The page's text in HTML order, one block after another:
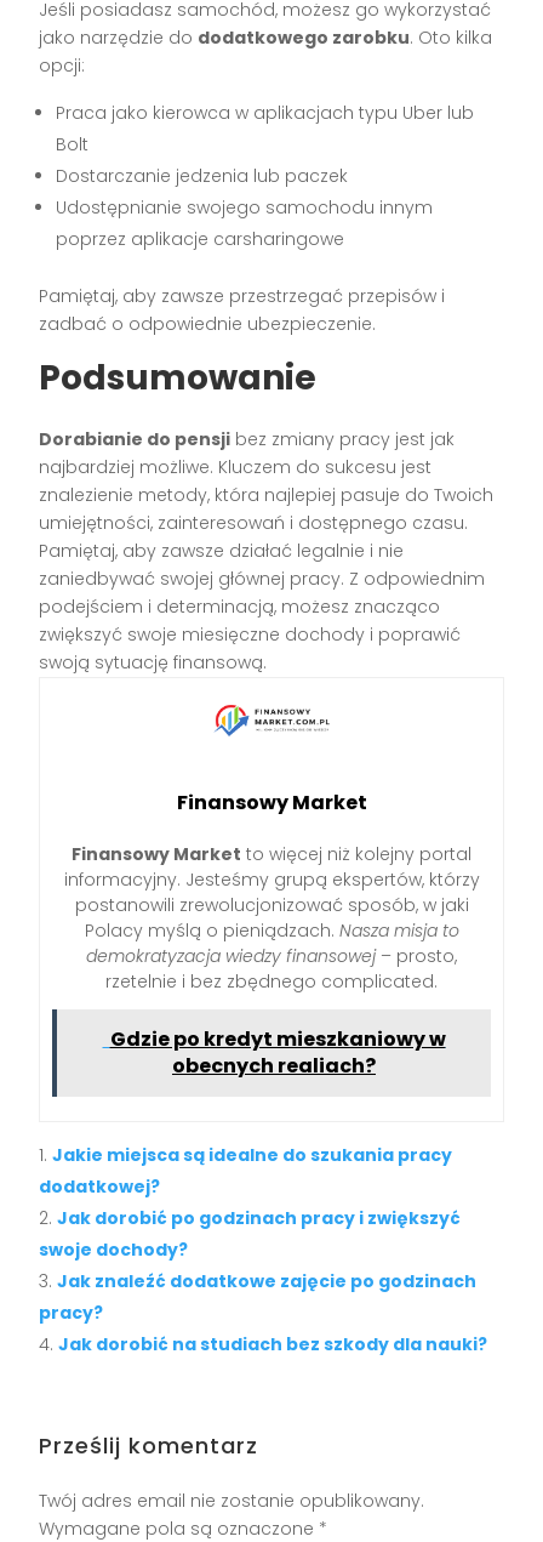
Jeśli posiadasz samochód, możesz go wykorzystać
jako narzędzie do dodatkowego zarobku. Oto kilka
opcji:
Praca jako kierowca w aplikacjach typu Uber lub
Bolt
Dostarczanie jedzenia lub paczek
Udostępnianie swojego samochodu innym
poprzez aplikacje carsharingowe
Pamiętaj, aby zawsze przestrzegać przepisów i
zadbać o odpowiednie ubezpieczenie.
Podsumowanie
Dorabianie do pensji bez zmiany pracy jest jak
najbardziej możliwe. Kluczem do sukcesu jest
znalezienie metody, która najlepiej pasuje do Twoich
umiejętności, zainteresowań i dostępnego czasu.
Pamiętaj, aby zawsze działać legalnie i nie
zaniedbywać swojej głównej pracy. Z odpowiednim
podejściem i determinacją, możesz znacząco
zwiększyć swoje miesięczne dochody i poprawić
swoją sytuację finansową.
Finansowy Market
Finansowy Market to więcej niż kolejny portal
informacyjny. Jesteśmy grupą ekspertów, którzy
postanowili zrewolucjonizować sposób, w jaki
Polacy myślą o pieniądzach. Nasza misja to
demokratyzacja wiedzy finansowej– prosto,
rzetelnie i bez zbędnego complicated.
Gdzie po kredyt mieszkaniowy w
obecnych realiach?
Jakie miejsca są idealne do szukania pracy
dodatkowej?
Jak dorobić po godzinach pracy i zwiększyć
swoje dochody?
Jak znaleźć dodatkowe zajęcie po godzinach
pracy?
Jak dorobić na studiach bez szkody dla nauki?
Prześlij komentarz
Twój adres email nie zostanie opublikowany.
Wymagane pola są oznaczone *